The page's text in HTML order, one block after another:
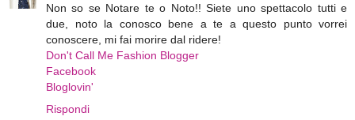
Non so se Notare te o Noto!! Siete uno spettacolo tutti e
due, noto la conosco bene a te a questo punto vorrei
conoscere, mi fai morire dal ridere!
Don't Call Me Fashion Blogger
Facebook
Bloglovin'
Rispondi